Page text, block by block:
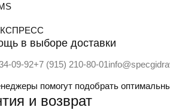
в выборе доставки
09-92+7 (915) 210-80-01
помогут подобрать
и возврат